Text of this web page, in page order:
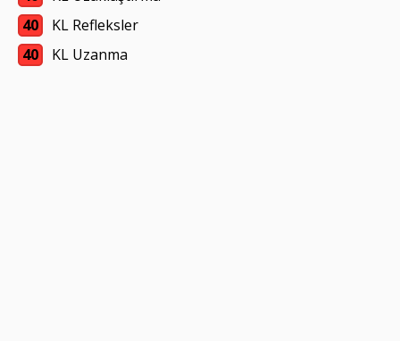
40
KL Refleksler
40
KL Uzanma